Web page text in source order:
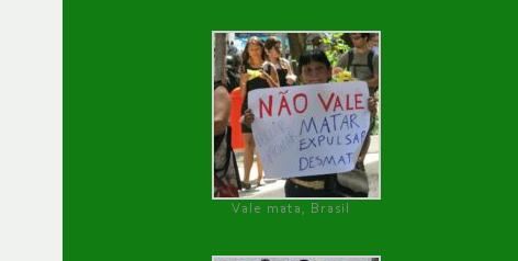
Vale mata, Brasil